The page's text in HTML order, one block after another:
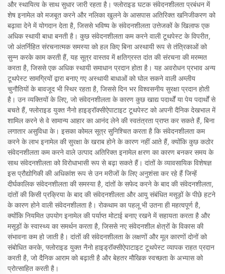
और स्थायित्व के साथ सुधार जारी रहता है। फ्लोराइड घटक संवेदनशीलता प्रबंधन में
शेष इनामेल को मजबूत करने और नलिका खुलने के आसपास अतिरिक्त खनिजीकरण को
बढ़ावा देने में योगदान देता है, जिससे भविष्य के संवेदनशीलता उत्तेजकों के खिलाफ एक
अधिक स्थायी बाधा बनती है। कुछ संवेदनशीलता कम करने वाली टूथपेस्ट के विपरीत,
जो अंतर्निहित संरचनात्मक समस्या को हल किए बिना अस्थायी रूप से तंत्रिकाओं को
सुन्न करके काम करती हैं, यह सूत्र वास्तव में क्षतिग्रस्त दांत की संरचना की मरम्मत
करता है, जिससे एक अधिक स्थायी समाधान प्रदान होता है। यह अवरोधन प्रभाव अन्य
टूथपेस्ट सामग्रियों द्वारा बनाए गए अस्थायी बाधाओं को घोल सकने वाली अम्लीय
चुनौतियों के बावजूद भी स्थिर रहता है, जिससे दिन भर विश्वसनीय सुरक्षा प्रदान होती
है। उन व्यक्तियों के लिए, जो संवेदनशीलता के कारण कुछ खाद्य पदार्थों या पेय पदार्थों से
बचते हैं, फ्लोराइड युक्त नैनो हाइड्रॉक्सीऐपाटाइट टूथपेस्ट को अपनी दैनिक देखभाल में
शामिल करने से वे सामान्य आहार का आनंद लेने की स्वतंत्रता प्राप्त कर सकते हैं, बिना
लगातार असुविधा के। इसका कोमल सूत्र सुनिश्चित करता है कि संवेदनशीलता कम
करने के लाभ इनामेल की सुरक्षा के खराब होने के कारण नहीं आते हैं, क्योंकि कुछ कठोर
संवेदनशीलता कम करने वाले उत्पाद अतिरिक्त इनामेल क्षरण का कारण बनकर समय के
साथ संवेदनशीलता को विरोधाभासी रूप से बढ़ा सकते हैं। दांतों के व्यावसायिक विशेषज्ञ
इस प्रौद्योगिकी की अधिकांश रूप से उन मरीजों के लिए अनुशंसा कर रहे हैं जिन्हें
दीर्घकालिक संवेदनशीलता की समस्या है, दांतों के सफेद करने के बाद की संवेदनशीलता,
दांतों की किसी प्रक्रिया के बाद की संवेदनशीलता और आयु संबंधित मसूड़ों के पीछे हटने
के कारण होने वाली संवेदनशीलता है। रोकथाम का पहलू भी उतना ही महत्वपूर्ण है,
क्योंकि नियमित उपयोग इनामेल की पर्याप्त मोटाई बनाए रखने में सहायता करता है और
मसूड़ों के स्वास्थ्य का समर्थन करता है, जिससे नए संवेदनशील क्षेत्रों के विकास की
संभावना कम हो जाती है। दांतों की संवेदनशीलता के लक्षणों और मूल कारणों दोनों को
संबोधित करके, फ्लोराइड युक्त नैनो हाइड्रॉक्सीऐपाटाइट टूथपेस्ट व्यापक राहत प्रदान
करती है, जो दैनिक आराम को बढ़ाती है और बेहतर मौखिक स्वच्छता के अभ्यास को
प्रोत्साहित करती है।